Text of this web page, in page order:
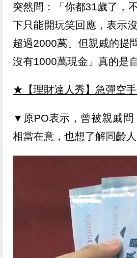
突然問：「你都31歲了，
下只能開玩笑回應，表示
超過2000萬。但親戚的提
沒有1000萬現金」真的是
★【理財達人秀】急彈空
▼原PO表示，曾被親戚問
相當在意，也想了解同齡